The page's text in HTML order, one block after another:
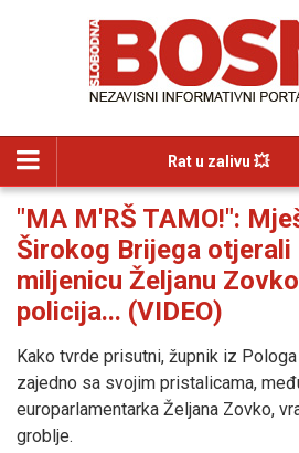
Rat u zalivu 💥
"MA M'RŠ TAMO!":
Širokog Brijega otjerali
miljenicu Željanu
policija... (VIDEO)
Kako tvrde prisutni, župnik iz
zajedno sa svojim pristalicama,
europarlamentarka Željana Zovko,
groblje.